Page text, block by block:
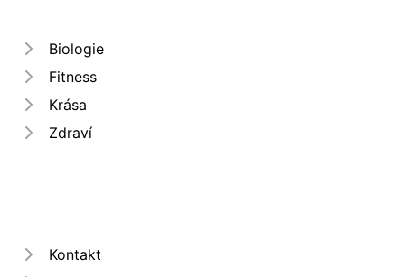
Biologie
Fitness
Krása
Zdraví
Kontakt